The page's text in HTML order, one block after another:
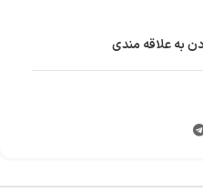
به علاقه مندی